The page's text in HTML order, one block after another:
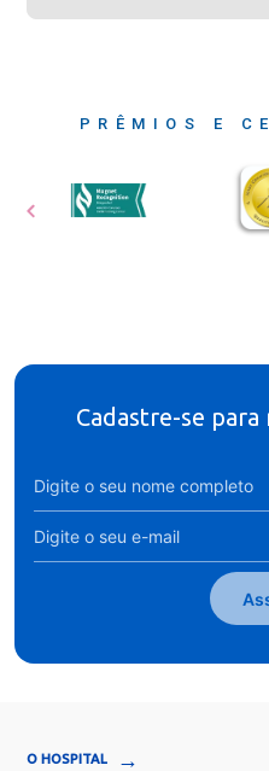
PRÊMIOS E
Cadastre-se
O HOSPITAL →